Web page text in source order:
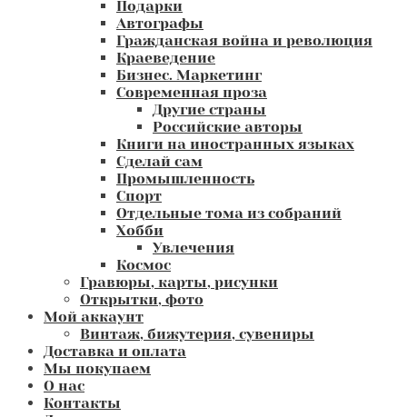
Подарки
Автографы
Гражданская война и революция
Краеведение
Бизнес. Маркетинг
Современная проза
Другие страны
Российские авторы
Книги на иностранных языках
Сделай сам
Промышленность
Спорт
Отдельные тома из собраний
Хобби
Увлечения
Космос
Гравюры, карты, рисунки
Открытки, фото
Мой аккаунт
Винтаж, бижутерия, сувениры
Доставка и оплата
Мы покупаем
О нас
Контакты